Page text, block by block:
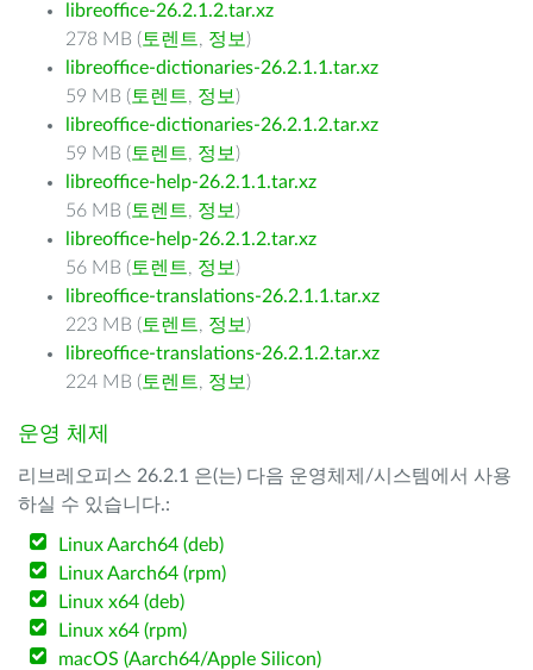
libreoffice-26.2.1.2.tar.xz
278 MB ( 토렌트, 정보 )
libreoffice-dictionaries-26.2.1.1.tar.xz
59 MB ( 토렌트, 정보 )
libreoffice-dictionaries-26.2.1.2.tar.xz
59 MB ( 토렌트, 정보 )
libreoffice-help-26.2.1.1.tar.xz
56 MB ( 토렌트, 정보 )
libreoffice-help-26.2.1.2.tar.xz
56 MB ( 토렌트, 정보 )
libreoffice-translations-26.2.1.1.tar.xz
223 MB ( 토렌트, 정보 )
libreoffice-translations-26.2.1.2.tar.xz
224 MB ( 토렌트, 정보 )
운영 체제
리브레오피스 26.2.1 은(는) 다음 운영체제/시스템에서 사용
하실 수 있습니다.:
Linux Aarch64 (deb)
Linux Aarch64 (rpm)
Linux x64 (deb)
Linux x64 (rpm)
macOS (Aarch64/Apple Silicon)